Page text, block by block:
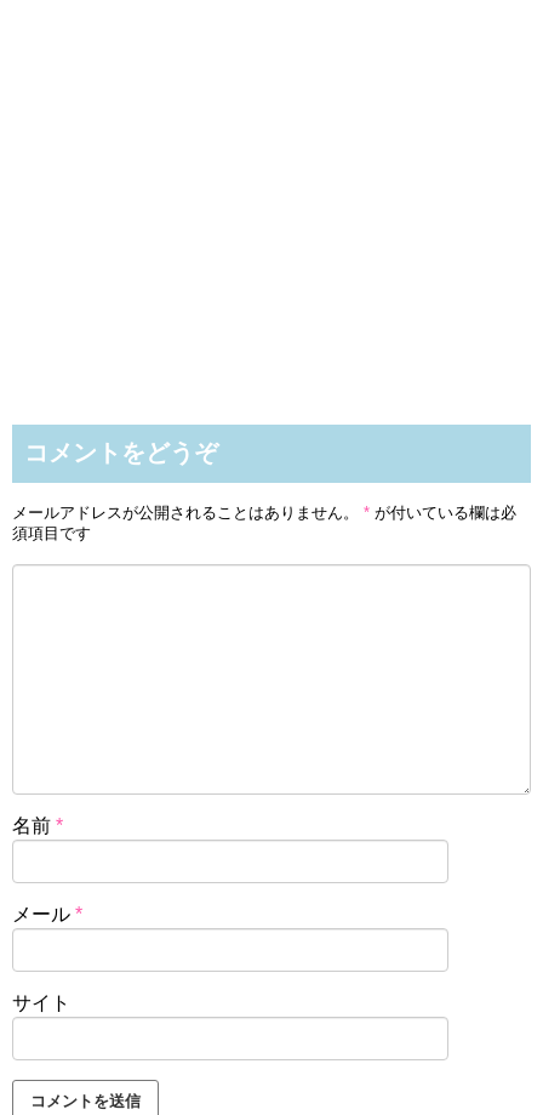
コメントをどうぞ
メールアドレスが公開されることはありません。 * が付いている欄は必
須項目です
名前 *
メール *
サイト